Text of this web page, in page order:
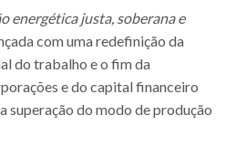
energética justa, soberana e
com uma redefinição da
do trabalho e o fim da
e do capital financeiro
superação do modo de produção